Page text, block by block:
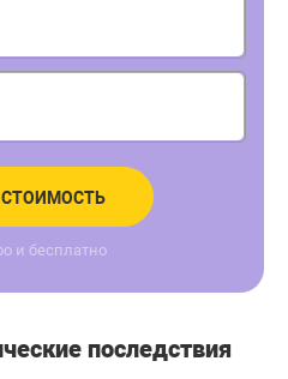
СТОИМОСТЬ
и бесплатно
последствия